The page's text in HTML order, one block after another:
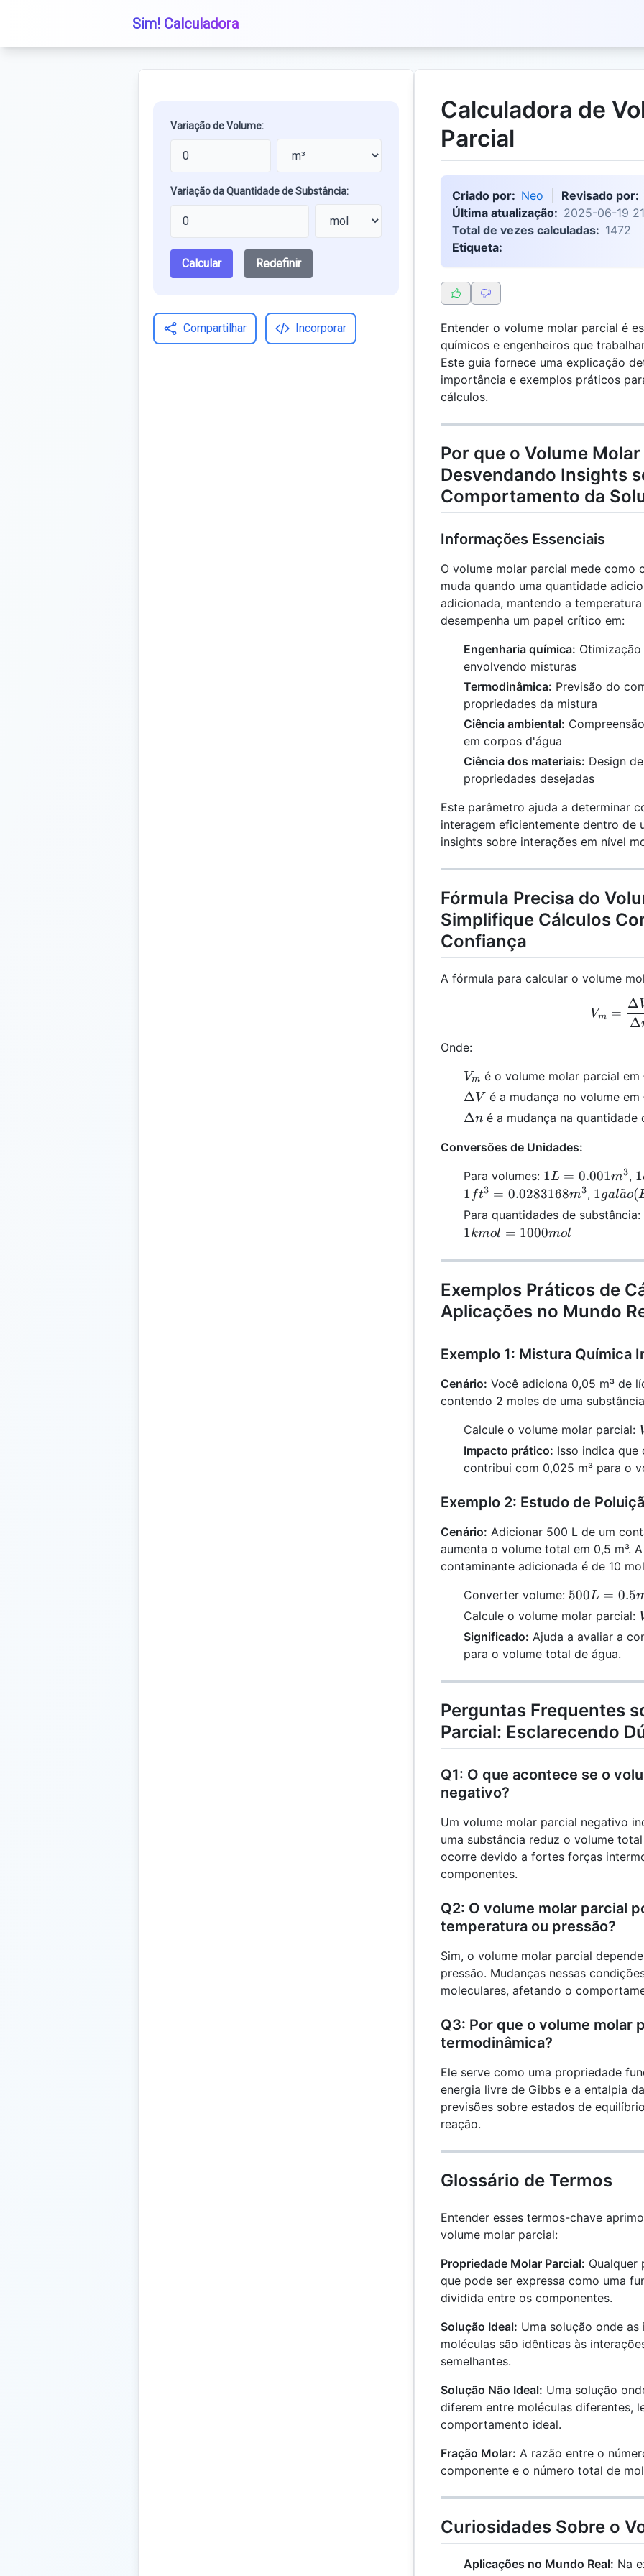
Sim! Calculadora
Variação de Volume:
Variação da Quantidade de Substância:
Calcular Redefinir
Compartilhar Incorporar
Calculadora de
Parcial
Criado por: Neo Revisado por:
Última atualização: 2025-06-19
Total de vezes calculadas: 1472
Etiqueta:
Entender o volume molar parcial é
químicos e engenheiros que
Este guia fornece uma explicação
importância e exemplos práticos
cálculos.
Por que o Volume
Desvendando Insights
Comportamento da
Informações Essenciais
O volume molar parcial mede como
muda quando uma quantidade
adicionada, mantendo a
desempenha um papel crítico em:
Engenharia química:
envolvendo misturas
Termodinâmica: Previsão do
propriedades da mistura
Ciência ambiental:
em corpos d'água
Ciência dos materiais: Design
propriedades desejadas
Este parâmetro ajuda a determinar
interagem eficientemente dentro de
insights sobre interações em nível
Fórmula Precisa do
Simplifique Cálculos
Confiança
A fórmula para calcular o volume
Vm =
Δ
Δ
Onde:
V_m
Vm é o volume molar parcial em
\Delta
V
ΔV é a mudança no volume em
\Delta
Δn é a mudança na quantidade
Conversões de Unidades:
Para volumes: 1 L
=
0.001
m³
1 L = 0.001m3, 1
1 ft3 = 0.0283168m3, 1 galão
(EUA)
1gala
~o(
Para quantidades de substância:
1kmol = 1000mol
Exemplos Práticos de
Aplicações no Mundo
Exemplo 1: Mistura Química
Cenário: Você adiciona 0,05 m³ de
contendo 2 moles de uma
Calcule o volume molar parcial:
Impacto prático: Isso indica que
contribui com 0,025 m³ para o
Exemplo 2: Estudo de
Cenário: Adicionar 500 L de um
aumenta o volume total em 0,5 m³.
contaminante adicionada é de 10
Converter volume: 500
L
0.5
m³
500L = 0.5
Calcule o volume molar parcial:
Significado: Ajuda a avaliar a
para o volume total de água.
Perguntas Frequentes
Parcial: Esclarecendo
Q1: O que acontece se o
negativo?
Um volume molar parcial negativo
uma substância reduz o volume
ocorre devido a fortes forças
componentes.
Q2: O volume molar parcial
temperatura ou pressão?
Sim, o volume molar parcial
pressão. Mudanças nessas
moleculares, afetando o
Q3: Por que o volume molar
termodinâmica?
Ele serve como uma propriedade
energia livre de Gibbs e a entalpia
previsões sobre estados de
reação.
Glossário de Termos
Entender esses termos-chave
volume molar parcial:
Propriedade Molar Parcial: Qualquer
que pode ser expressa como uma
dividida entre os componentes.
Solução Ideal: Uma solução onde
moléculas são idênticas às
semelhantes.
Solução Não Ideal: Uma solução
diferem entre moléculas diferentes,
comportamento ideal.
Fração Molar: A razão entre o
componente e o número total de
Curiosidades Sobre o
Aplicações no Mundo Real: Na